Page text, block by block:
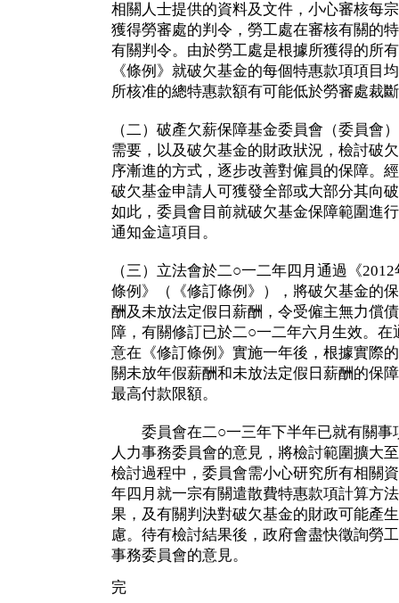
相關人士提供的資料及文件，小心審核每
獲得勞審處的判令，勞工處在審核有關的
有關判令。由於勞工處是根據所獲得的所
《條例》就破欠基金的每個特惠款項項目
所核准的總特惠款額有可能低於勞審處裁
（二）破產欠薪保障基金委員會（委員會
需要，以及破欠基金的財政狀況，檢討破
序漸進的方式，逐步改善對僱員的保障。
破欠基金申請人可獲發全部或大部分其向
如此，委員會目前就破欠基金保障範圍進
通知金這項目。
（三）立法會於二○一二年四月通過《
條例》（《修訂條例》），將破欠基金的
酬及未放法定假日薪酬，令受僱主無力償
障，有關修訂已於二○一二年六月生效。
意在《修訂條例》實施一年後，根據實際
關未放年假薪酬和未放法定假日薪酬的保
最高付款限額。
委員會在二○一三年下半年已就有關事
人力事務委員會的意見，將檢討範圍擴大
檢討過程中，委員會需小心研究所有相關
年四月就一宗有關遣散費特惠款項計算方
果，及有關判決對破欠基金的財政可能產
慮。待有檢討結果後，政府會盡快徵詢勞
事務委員會的意見。
完